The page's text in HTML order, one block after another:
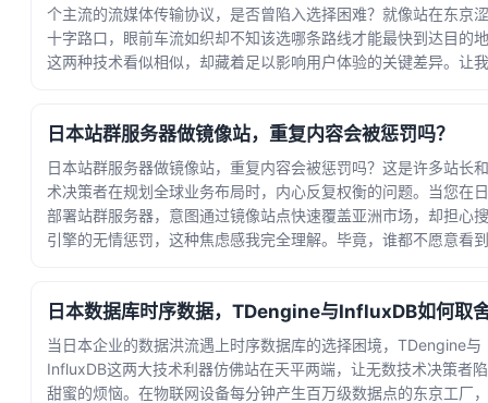
个主流的流媒体传输协议，是否曾陷入选择困难？就像站在东京
十字路口，眼前车流如织却不知该选哪条路线才能最快到达目的
这两种技术看似相似，却藏着足以影响用户体验的关键差异。让
日本站群服务器做镜像站，重复内容会被惩罚吗？
日本站群服务器做镜像站，重复内容会被惩罚吗？这是许多站长
术决策者在规划全球业务布局时，内心反复权衡的问题。当您在
部署站群服务器，意图通过镜像站点快速覆盖亚洲市场，却担心
引擎的无情惩罚，这种焦虑感我完全理解。毕竟，谁都不愿意看
日本数据库时序数据，TDengine与InfluxDB如何取
当日本企业的数据洪流遇上时序数据库的选择困境，TDengine与
InfluxDB这两大技术利器仿佛站在天平两端，让无数技术决策者
甜蜜的烦恼。在物联网设备每分钟产生百万级数据点的东京工厂